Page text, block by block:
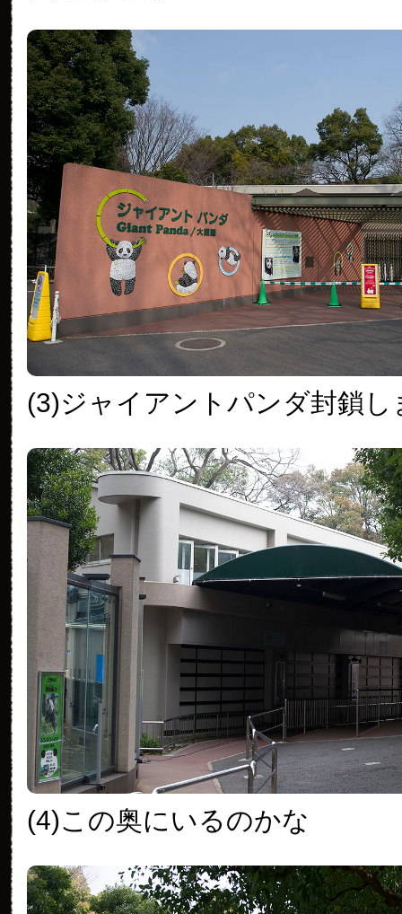
(3)ジャイアントパンダ封鎖し
(4)この奥にいるのかな